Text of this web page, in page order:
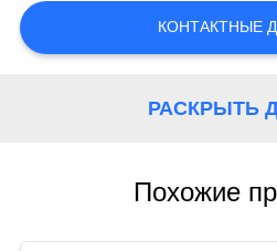
PRIVACY
КОНТАКТНЫЕ
РАСКРЫТЬ
Похожие